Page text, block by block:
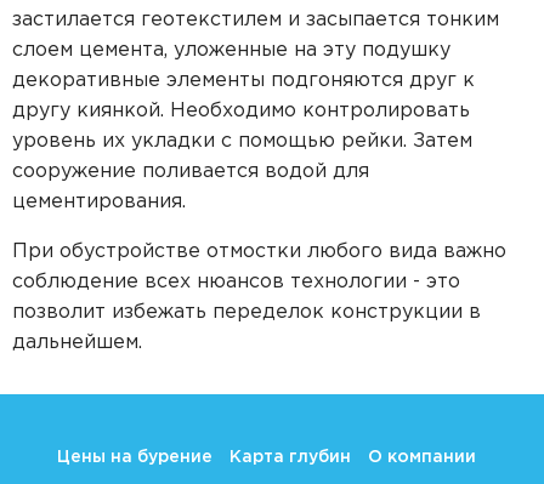
застилается геотекстилем и засыпается тонким
слоем цемента, уложенные на эту подушку
декоративные элементы подгоняются друг к
другу киянкой. Необходимо контролировать
уровень их укладки с помощью рейки. Затем
сооружение поливается водой для
цементирования.
При обустройстве отмостки любого вида важно
соблюдение всех нюансов технологии - это
позволит избежать переделок конструкции в
дальнейшем.
Цены на бурение Карта глубин О компании